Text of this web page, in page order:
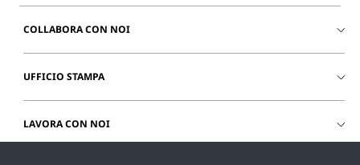
COLLABORA CON NOI
UFFICIO STAMPA
LAVORA CON NOI